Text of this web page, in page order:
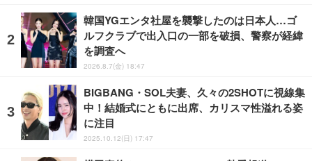
韓国YGエンタ社屋を襲撃したのは日本人…ゴ
ルフクラブで出入口の一部を破損、警察が経緯
を調査へ
2026.8.7(金) 18:47
BIGBANG・SOL夫妻、久々の2SHOTに視線集
中！結婚式にともに出席、カリスマ性溢れる姿
に注目
2025.10.12(日) 17:47